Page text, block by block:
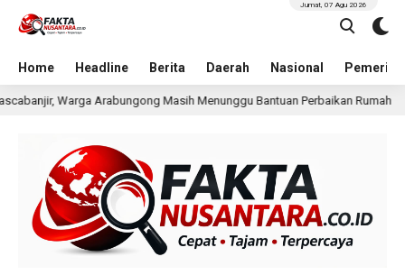
Home Headline Berita Daerah Nasional
Jumat, 07 Agu 2026
Menunggu Bantuan Perbaikan Rumah 7 jam lalu Pria